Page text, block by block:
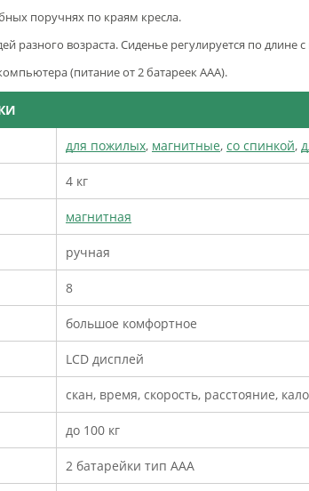
поручнях по краям кресла.
разного возраста. Сиденье регулируется по
(питание от 2 батареек ААА).
для пожилых, магнитные, со спинкой,
4 кг
магнитная
ручная
8
большое комфортное
LCD дисплей
скан, время, скорость, расстояние,
до 100 кг
2 батарейки тип ААА